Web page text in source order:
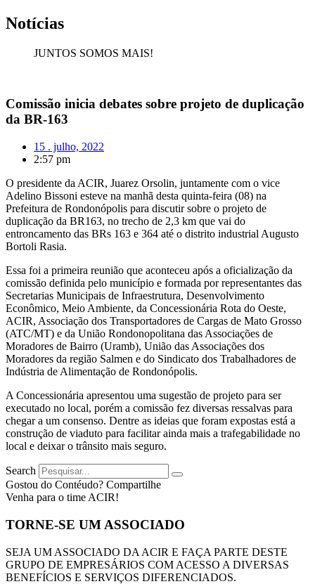
Notícias
JUNTOS SOMOS MAIS!
Comissão inicia debates sobre projeto de duplicação
da BR-163
15 . julho, 2022
2:57 pm
O presidente da ACIR, Juarez Orsolin, juntamente com o vice
Adelino Bissoni esteve na manhã desta quinta-feira (08) na
Prefeitura de Rondonópolis para discutir sobre o projeto de
duplicação da BR163, no trecho de 2,3 km que vai do
entroncamento das BRs 163 e 364 até o distrito industrial Augusto
Bortoli Rasia.
Essa foi a primeira reunião que aconteceu após a oficialização da
comissão definida pelo município e formada por representantes das
Secretarias Municipais de Infraestrutura, Desenvolvimento
Econômico, Meio Ambiente, da Concessionária Rota do Oeste,
ACIR, Associação dos Transportadores de Cargas de Mato Grosso
(ATC/MT) e da União Rondonopolitana das Associações de
Moradores de Bairro (Uramb), União das Associações dos
Moradores da região Salmen e do Sindicato dos Trabalhadores de
Indústria de Alimentação de Rondonópolis.
A Concessionária apresentou uma sugestão de projeto para ser
executado no local, porém a comissão fez diversas ressalvas para
chegar a um consenso. Dentre as ideias que foram expostas está a
construção de viaduto para facilitar ainda mais a trafegabilidade no
local e deixar o trânsito mais seguro.
Search
Gostou do Contéudo? Compartilhe
Venha para o time ACIR!
TORNE-SE UM ASSOCIADO
SEJA UM ASSOCIADO DA ACIR E FAÇA PARTE DESTE
GRUPO DE EMPRESÁRIOS COM ACESSO A DIVERSAS
BENEFÍCIOS E SERVIÇOS DIFERENCIADOS.